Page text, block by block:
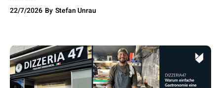
22/7/2026 By Stefan Unrau